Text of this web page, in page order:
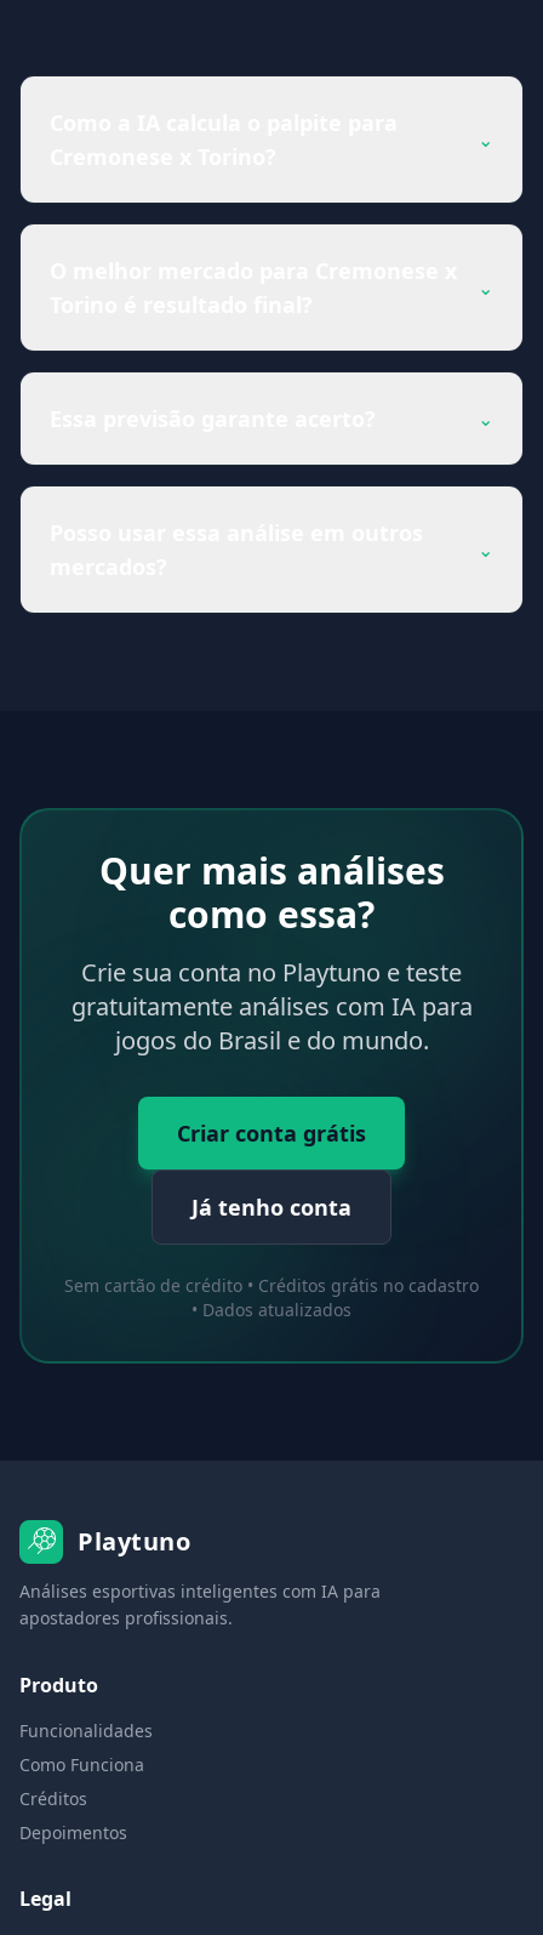
⌄
⌄
⌄
⌄
Quer mais análises
como essa?
Crie sua conta no Playtuno e teste
gratuitamente análises com IA para
jogos do Brasil e do mundo.
Criar conta grátis
Já tenho conta
Sem cartão de crédito • Créditos grátis no cadastro
• Dados atualizados
Playtuno
Análises esportivas inteligentes com IA para
apostadores profissionais.
Produto
Funcionalidades
Como Funciona
Créditos
Depoimentos
Legal